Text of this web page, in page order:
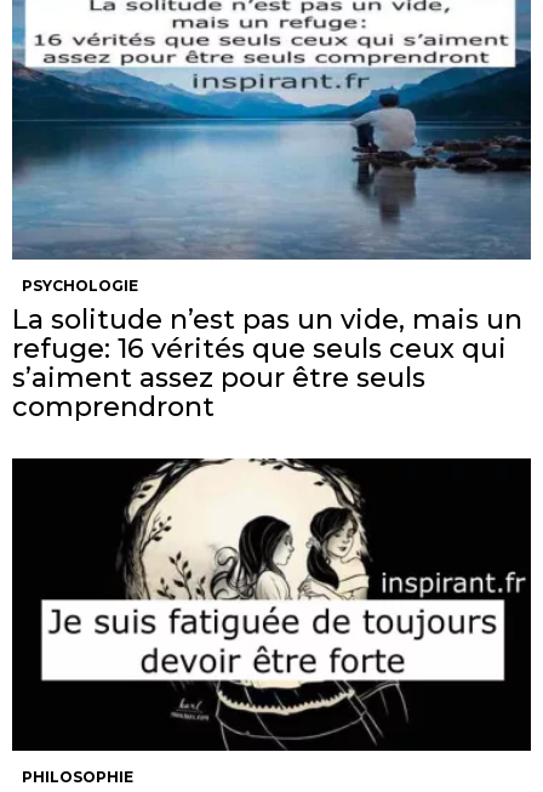
PSYCHOLOGIE
La solitude n’est pas un vide, mais un
refuge: 16 vérités que seuls ceux qui
s’aiment assez pour être seuls
comprendront
PHILOSOPHIE